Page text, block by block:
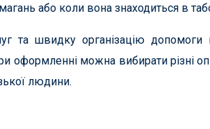
або коли вона знаходиться в
та швидку організацію допомоги
оформленні можна вибирати різні
людини.